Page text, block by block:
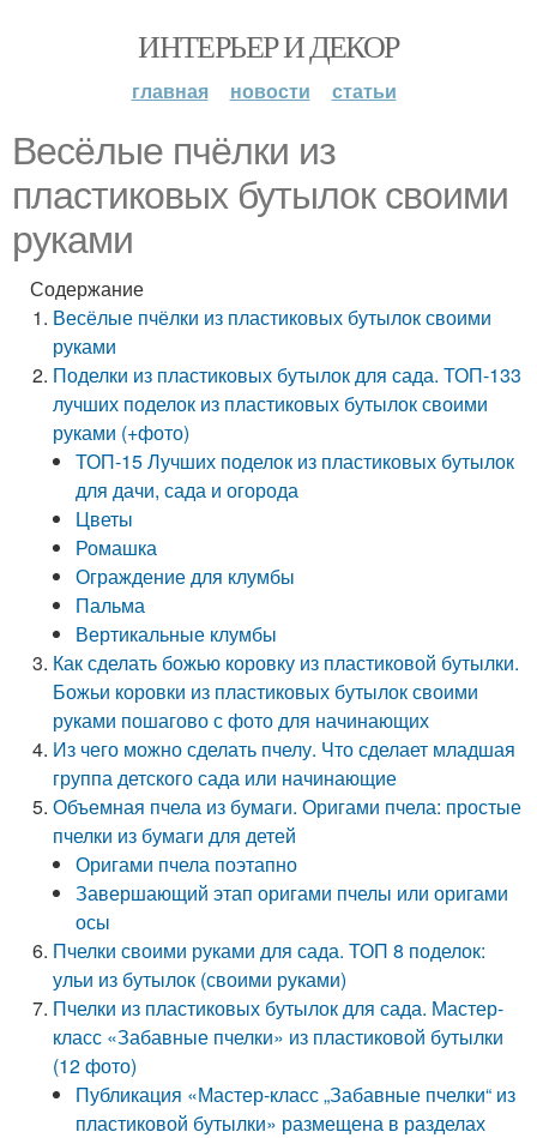
ИНТЕРЬЕР И ДЕКОР
главная новости статьи
Весёлые пчёлки из
пластиковых бутылок своими
руками
Содержание
Весёлые пчёлки из пластиковых бутылок своими
руками
Поделки из пластиковых бутылок для сада. ТОП-133
лучших поделок из пластиковых бутылок своими
руками (+фото)
ТОП-15 Лучших поделок из пластиковых бутылок
для дачи, сада и огорода
Цветы
Ромашка
Ограждение для клумбы
Пальма
Вертикальные клумбы
Как сделать божью коровку из пластиковой бутылки.
Божьи коровки из пластиковых бутылок своими
руками пошагово с фото для начинающих
Из чего можно сделать пчелу. Что сделает младшая
группа детского сада или начинающие
Объемная пчела из бумаги. Оригами пчела: простые
пчелки из бумаги для детей
Оригами пчела поэтапно
Завершающий этап оригами пчелы или оригами
осы
Пчелки своими руками для сада. ТОП 8 поделок:
ульи из бутылок (своими руками)
Пчелки из пластиковых бутылок для сада. Мастер-
класс «Забавные пчелки» из пластиковой бутылки
(12 фото)
Публикация «Мастер-класс „Забавные пчелки“ из
пластиковой бутылки» размещена в разделах